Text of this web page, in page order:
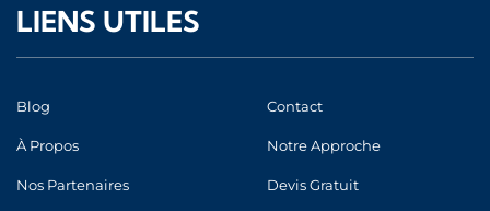
LIENS UTILES
Blog Contact
À Propos Notre Approche
Nos Partenaires Devis Gratuit